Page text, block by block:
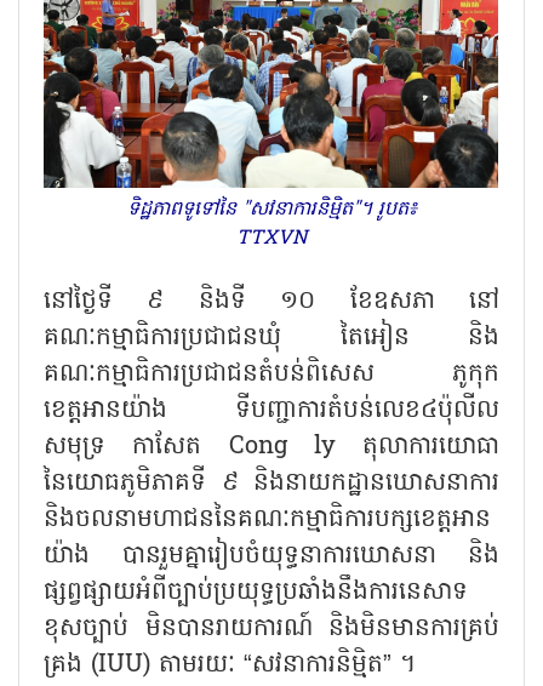
ទិដ្ឋភាពទូទៅនៃ "សវនាការនិម្មិត"​។ រូបត៖
TTXVN
នៅថ្ងៃទី ៩ និងទី ១០ ខែឧសភា នៅ
គណៈកម្មាធិការប្រជាជនឃុំ តៃអៀន និង
គណៈកម្មាធិការ​ប្រជាជនតំបន់ពិសេស ភូកុក
ខេត្តអានយ៉ាង ទីបញ្ជាការតំបន់​លេខ៤ប៉ុលីល
សមុទ្រ កាសែត Cong ly តុលាការយោធា
នៃយោធភូមិភាគទី ៩ និងនាយកដ្ឋានឃោសនាការ
និងចលនាមហាជននៃគណៈកម្មាធិការបក្សខេត្តអាន
យ៉ាង បានរួមគ្នារៀបចំ​យុទ្ធនាការឃោសនា និង​
ផ្សព្វផ្សាយ​អំពីច្បាប់​ប្រយុទ្ធ​ប្រឆាំងនឹងការនេសាទ
ខុសច្បាប់ មិនបានរាយការណ៍ និងមិនមានការគ្រប់
គ្រង (IUU) តាមរយៈ “សវនាការនិម្មិត” ។